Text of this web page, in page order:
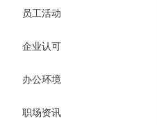
员工活动
企业认可
办公环境
职场资讯